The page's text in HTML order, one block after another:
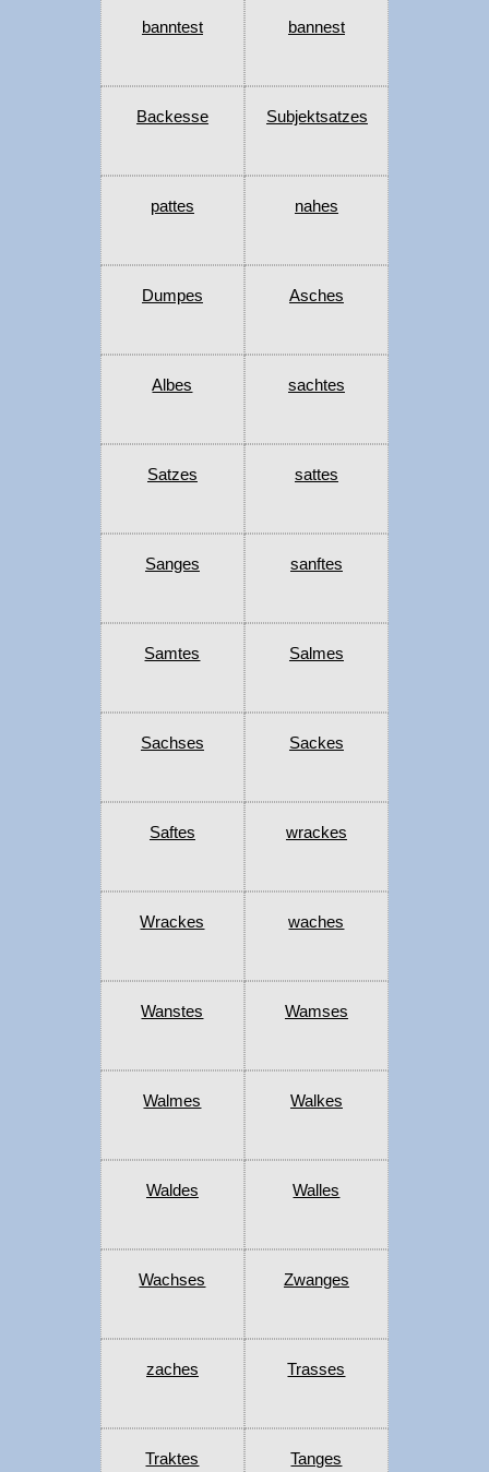
banntest bannest
Backesse Subjektsatzes
pattes nahes
Dumpes Asches
Albes sachtes
Satzes sattes
Sanges sanftes
Samtes Salmes
Sachses Sackes
Saftes wrackes
Wrackes waches
Wanstes Wamses
Walmes Walkes
Waldes Walles
Wachses Zwanges
zaches Trasses
Traktes Tanges